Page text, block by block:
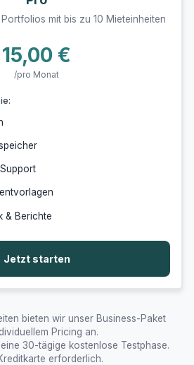
mit bis zu 10 Mieteinheiten
15,00 €
/pro Monat
& Berichte
Jetzt starten
bieten wir unser Business-Paket
Pricing an.
30-tägige kostenlose Testphase.
erforderlich.